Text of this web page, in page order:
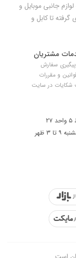
جانبی موبایل و
تا کابل و
مشتریان
پیگیری سفارش
و مقررات
شکایات در سایت